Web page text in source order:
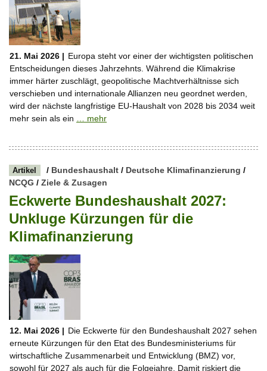
21. Mai 2026 | Europa steht vor einer der wichtigsten politischen
Entscheidungen dieses Jahrzehnts. Während die Klimakrise
immer härter zuschlägt, geopolitische Machtverhältnisse sich
verschieben und internationale Allianzen neu geordnet werden,
wird der nächste langfristige EU-Haushalt von 2028 bis 2034 weit
mehr sein als ein … mehr
Artikel / Bundeshaushalt/ Deutsche Klimafinanzierung /
NCQG / Ziele & Zusagen
Eckwerte Bundeshaushalt 2027:
Unkluge Kürzungen für die
Klimafinanzierung
12. Mai 2026 | Die Eckwerte für den Bundeshaushalt 2027 sehen
erneute Kürzungen für den Etat des Bundesministeriums für
wirtschaftliche Zusammenarbeit und Entwicklung (BMZ) vor,
sowohl für 2027 als auch für die Folgejahre. Damit riskiert die